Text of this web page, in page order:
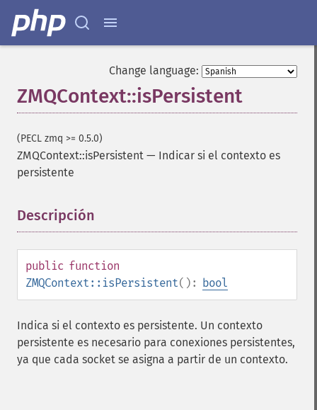
Change language:
ZMQContext::isPersistent
(PECL zmq >= 0.5.0)
ZMQContext::isPersistent — Indicar si el contexto es
persistente
Descripción
public function
ZMQContext::isPersistent(): bool
Indica si el contexto es persistente. Un contexto
persistente es necesario para conexiones persistentes,
ya que cada socket se asigna a partir de un contexto.